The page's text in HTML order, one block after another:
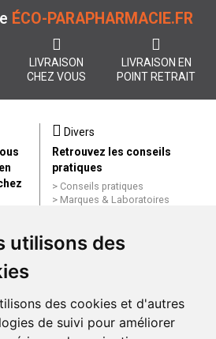
utilisons des
des cookies et d'autres
de suivi pour améliorer
ÉCO-PARAPHARMACIE.FR
LIVRAISON
CHEZ VOUS
LIVRAISON EN
POINT RETRAIT
Divers
Retrouvez les conseils
pratiques
Conseils pratiques
Marques & Laboratoires
Mentions légales
Données personnelles
ligne